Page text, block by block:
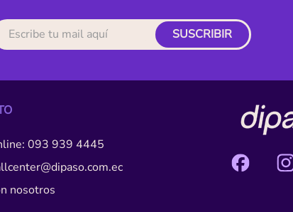
SUSCRIBIR
093 939 4445
nosotros